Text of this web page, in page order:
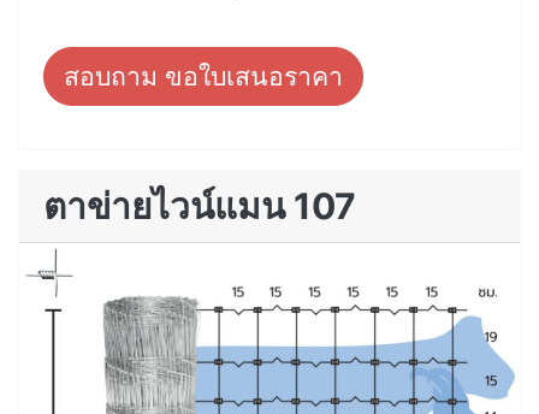
สอบถาม ขอใบเสนอราคา
ตาข่ายไวน์แมน 107